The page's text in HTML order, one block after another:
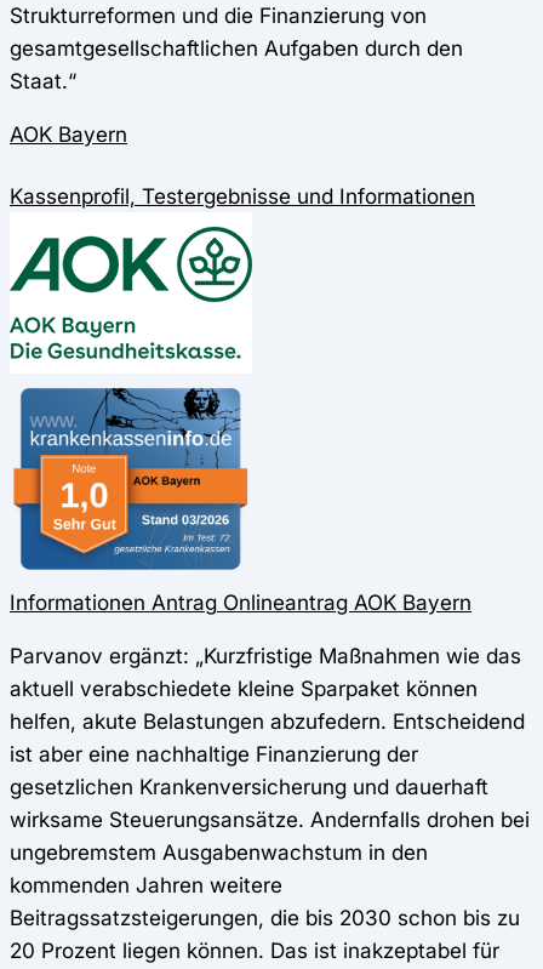
Strukturreformen und die Finanzierung von
gesamtgesellschaftlichen Aufgaben durch den
Staat.“
AOK Bayern
Kassenprofil, Testergebnisse und Informationen
Informationen Antrag Onlineantrag AOK Bayern
Parvanov ergänzt: „Kurzfristige Maßnahmen wie das
aktuell verabschiedete kleine Sparpaket können
helfen, akute Belastungen abzufedern. Entscheidend
ist aber eine nachhaltige Finanzierung der
gesetzlichen Krankenversicherung und dauerhaft
wirksame Steuerungsansätze. Andernfalls drohen bei
ungebremstem Ausgabenwachstum in den
kommenden Jahren weitere
Beitragssatzsteigerungen, die bis 2030 schon bis zu
20 Prozent liegen können. Das ist inakzeptabel für